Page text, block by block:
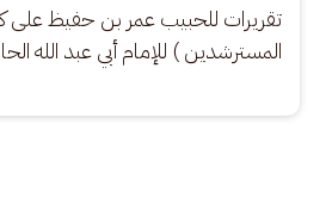
تقريرات للحبيب عمر بن حفيظ على
المسترشدين ) للإمام أبي عبد الله